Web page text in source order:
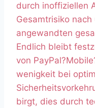
durch inoffiziellen
Gesamtrisiko
angewandten
Endlich bleibt
von
wenigkeit bei
birgt, dies durch